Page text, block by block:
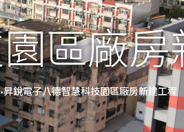
區廠
昇銳電子八德智慧科技園區廠房新建工程